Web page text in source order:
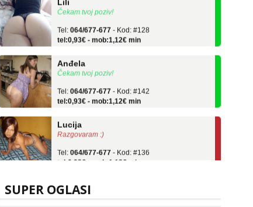
tel:0,93€ - mob:1,12€ min
Čekam tvoj poziv!
tel:0,93€ - mob:1,12€ min
Razgovaram :)
tel:0,93€ - mob:1,12€ min
Obavijesti me kada se oslobodi
Ela
Razgovaram :)
SUPER OGLASI